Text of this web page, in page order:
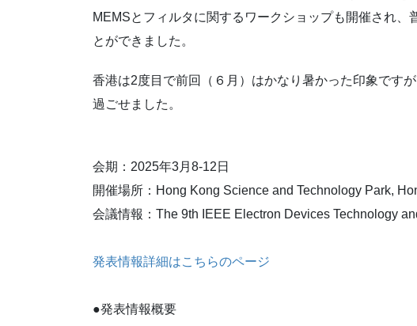
MEMSとフィルタに関するワークショップも開催され、
とができました。
香港は2度目で前回（６月）はかなり暑かった印象です
過ごせました。
会期：2025年3月8-12日
開催場所：Hong Kong Science and Technology Park,
会議情報：The 9th IEEE Electron Devices Technology
発表情報詳細はこちらのページ
●発表情報概要